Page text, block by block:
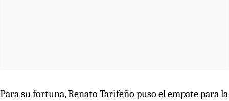
Para su fortuna, Renato Tarifeño puso el empate para la